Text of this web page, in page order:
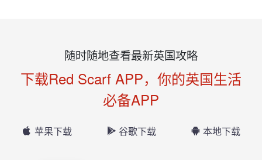
随时随地查看最新英国攻略
下载Red Scarf APP，你的英国生活
必备APP
苹果下载 谷歌下载 本地下载